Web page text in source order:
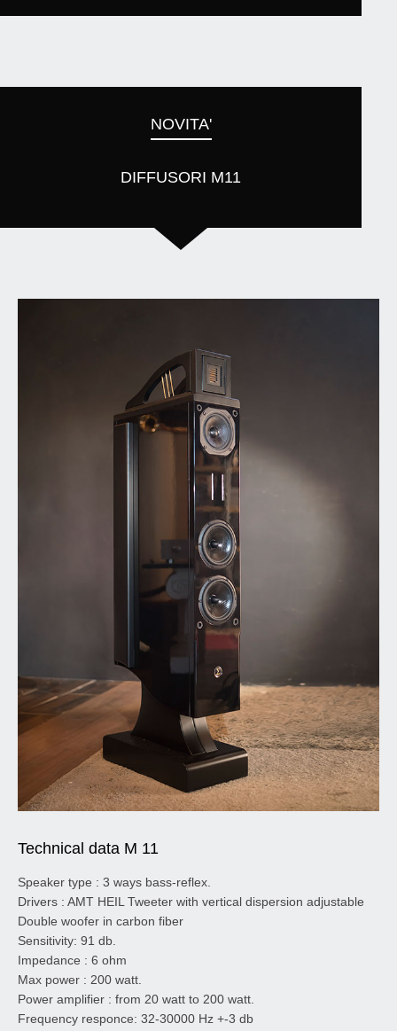
NOVITA'
DIFFUSORI M11
Technical data M 11
Speaker type : 3 ways bass-reflex.
Drivers : AMT HEIL Tweeter with vertical dispersion adjustable
Double woofer in carbon fiber
Sensitivity: 91 db.
Impedance : 6 ohm
Max power : 200 watt.
Power amplifier : from 20 watt to 200 watt.
Frequency responce: 32-30000 Hz +-3 db